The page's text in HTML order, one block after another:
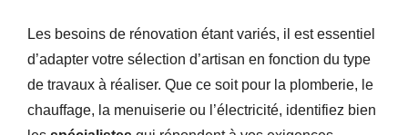
Les besoins de rénovation étant variés, il est essentiel
d’adapter votre sélection d’artisan en fonction du type
de travaux à réaliser. Que ce soit pour la plomberie, le
chauffage, la menuiserie ou l’électricité, identifiez bien